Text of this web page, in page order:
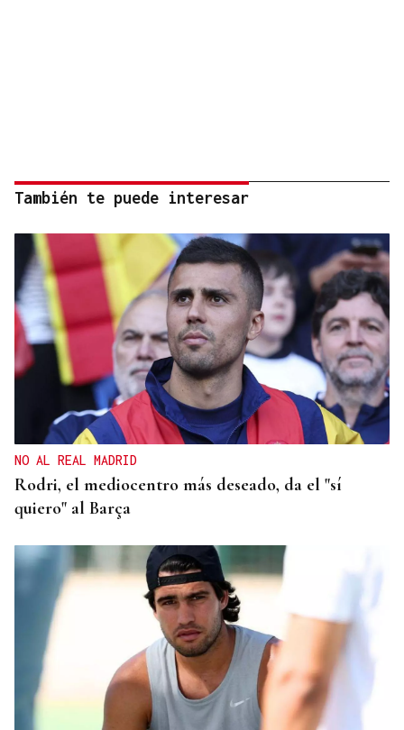
También te puede interesar
NO AL REAL MADRID
Rodri, el mediocentro más deseado, da el "sí
quiero" al Barça